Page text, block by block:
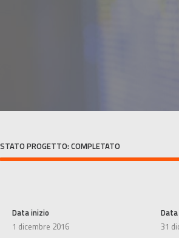
STATO PROGETTO: COMPLETATO
Data inizio
1 dicembre 2016
31